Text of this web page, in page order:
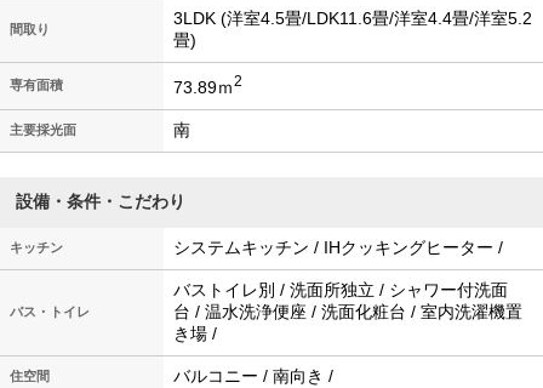
間取り
3LDK (洋室4.5畳/LDK11.6畳/洋室4.4畳/洋室5.2
畳)
専有面積 73.89ｍ2
主要採光面 南
設備・条件・こだわり
キッチン システムキッチン / IHクッキングヒーター /
バス・トイレ
バストイレ別 / 洗面所独立 / シャワー付洗面
台 / 温水洗浄便座 / 洗面化粧台 / 室内洗濯機置
き場 /
住空間 バルコニー / 南向き /